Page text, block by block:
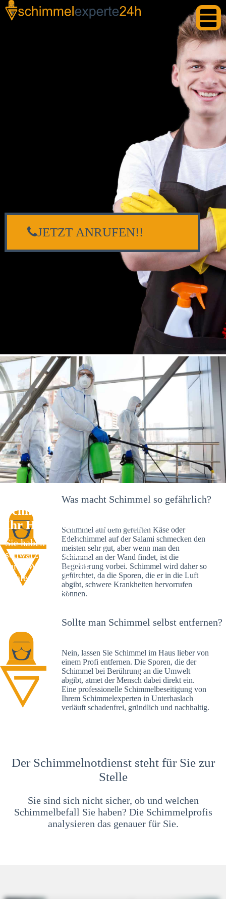
Schimmelexperte in Unterhaslach –
Ihr Helfer an Ort und Stelle
Sie haben kürzlich
schwarze Flecken an
Ihrer Wand entdeckt?
Schlechte Nachrichten:
Sie haben einen
JETZT ANRUFEN!!
Was macht Schimmel so gefährlich?
Schimmel auf dem gereiften Käse oder
Edelschimmel auf der Salami schmecken den
meisten sehr gut, aber wenn man den
Schimmel an der Wand findet, ist die
Begeisterung vorbei. Schimmel wird daher so
gefürchtet, da die Sporen, die er in die Luft
abgibt, schwere Krankheiten hervorrufen
können.
Sollte man Schimmel selbst entfernen?
Nein, lassen Sie Schimmel im Haus lieber von
einem Profi entfernen. Die Sporen, die der
Schimmel bei Berührung an die Umwelt
abgibt, atmet der Mensch dabei direkt ein.
Eine professionelle Schimmelbeseitigung von
Ihrem Schimmelexperten in Unterhaslach
verläuft schadenfrei, gründlich und nachhaltig.
Der Schimmelnotdienst steht für Sie zur
Stelle
Sie sind sich nicht sicher, ob und welchen
Schimmelbefall Sie haben? Die Schimmelprofis
analysieren das genauer für Sie.